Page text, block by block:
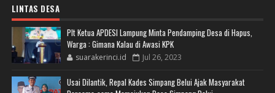
LINTAS DESA
Plt Ketua APDESI Lampung Minta Pendamping Desa di Hapus,
Warga : Gimana Kalau di Awasi KPK
suarakerinci.id Jul 26, 2023
Usai Dilantik, Repal Kades Simpang Belui Ajak Masyarakat